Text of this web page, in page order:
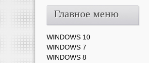
Главное меню
WINDOWS 10
WINDOWS 7
WINDOWS 8